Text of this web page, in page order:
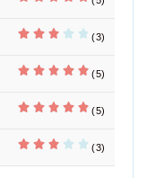
(3)
(5)
(5)
(3)